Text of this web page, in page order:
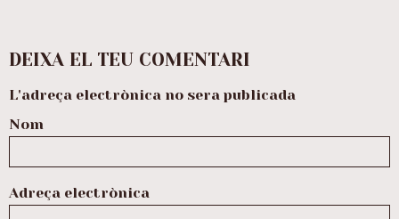
DEIXA EL TEU COMENTARI
L'adreça electrònica no sera publicada
Nom
Adreça electrònica